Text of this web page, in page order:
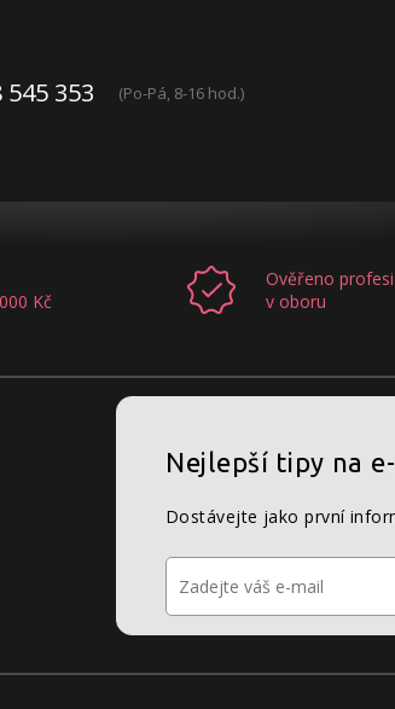
545 353 (Po-Pá, 8-16 hod.)
Kč
Ověřeno
v oboru
Nejlepší tipy na
Dostávejte jako první